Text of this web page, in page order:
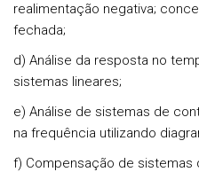
realimentação negativa;
fechada;
d) Análise da resposta no
sistemas lineares;
e) Análise de sistemas de
na frequência utilizando
f) Compensação de sistemas